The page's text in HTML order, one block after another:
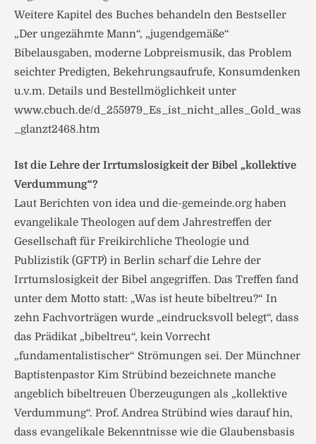
Weitere Kapitel des Buches behandeln den Bestseller
„Der ungezähmte Mann“, „jugendgemäße“
Bibelausgaben, moderne Lobpreismusik, das Problem
seichter Predigten, Bekehrungsaufrufe, Konsumdenken
u.v.m. Details und Bestellmöglichkeit unter
www.cbuch.de/d_255979_Es_ist_nicht_alles_Gold_was
_glanzt2468.htm
Ist die Lehre der Irrtumslosigkeit der Bibel „kollektive
Verdummung“?
Laut Berichten von idea und die-gemeinde.org haben
evangelikale Theologen auf dem Jahrestreffen der
Gesellschaft für Freikirchliche Theologie und
Publizistik (GFTP) in Berlin scharf die Lehre der
Irrtumslosigkeit der Bibel angegriffen. Das Treffen fand
unter dem Motto statt: „Was ist heute bibeltreu?“ In
zehn Fachvorträgen wurde „eindrucksvoll belegt“, dass
das Prädikat „bibeltreu“, kein Vorrecht
„fundamentalistischer“ Strömungen sei. Der Münchner
Baptistenpastor Kim Strübind bezeichnete manche
angeblich bibeltreuen Überzeugungen als „kollektive
Verdummung“. Prof. Andrea Strübind wies darauf hin,
dass evangelikale Bekenntnisse wie die Glaubensbasis